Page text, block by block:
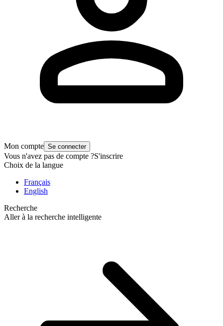
Mon compte Se connecter
Vous n'avez pas de compte ?S'inscrire
Choix de la langue
Français
English
Recherche
Aller à la recherche intelligente